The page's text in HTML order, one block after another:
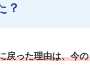
？
戻った理由は、今